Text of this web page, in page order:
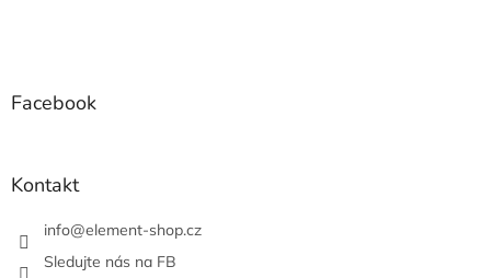
Facebook
Kontakt
info@element-shop.cz
Sledujte nás na FB